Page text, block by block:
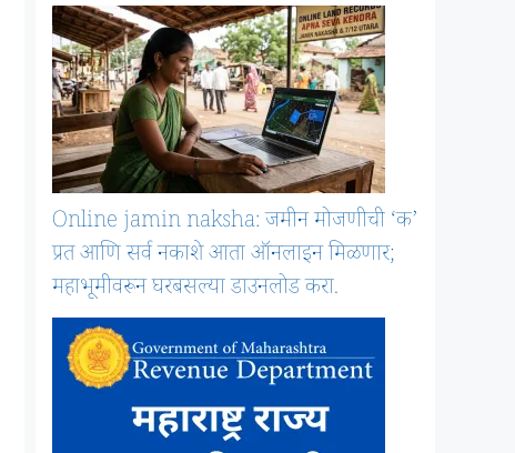
Online jamin naksha: जमीन मोजणीची ‘क’
प्रत आणि सर्व नकाशे आता ऑनलाइन मिळणार;
महाभूमीवरून घरबसल्या डाउनलोड करा.